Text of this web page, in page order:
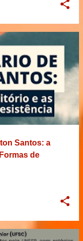
Santos: a
de